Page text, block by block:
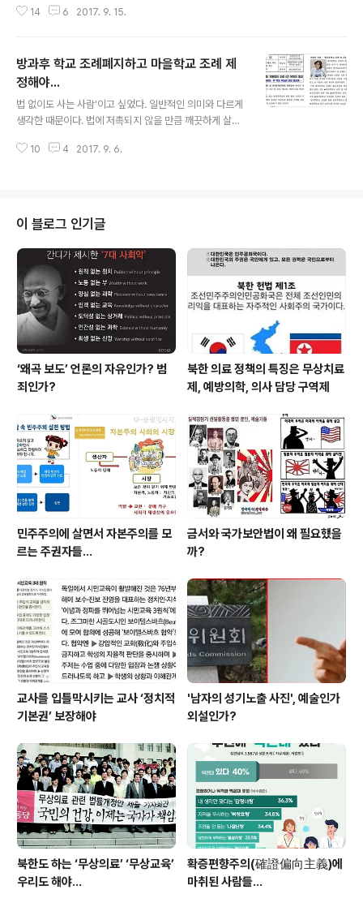
방자치단체가 설립하는 사회서비스공단으로 이관하는 방
속이 바뀌면 불법파견이 되고, 민간에 위탁된 사회서비스
를 공공화하자는 공단 설립 취지에도 맞지 않는다고 반발
하고 있다.▲ 교육감협은 4일 하얏트 리젠시 호텔에서 총
회를 열고 6개 안건을 의결하는 자리에서 “초등 돌봄교실
을 지자체(사회서비스공단)로 전환해 지역사회와 연계한
보육 서비스로 운영할 것을 제안키로 했다”고 밝혔다‘돌봄
14 6 2017. 9. 15.
방과후 학교 조례폐지하고 마을학교 조례 제
정해야...
법 없이도 사는 사람'이고 싶었다. 일반적인 의미와 다르게
생각한 때문이다. 법에 저촉되지 않을 만큼 깨끗하게 살고
면 이런 저런 이유로 걸릴 수도 있는 것이었다. 내게 있어서
지 않을 때도 있다. 물론 법조인의 입장에서는 가장 공평하
다고 주장하겠지만 그렇지 못한 경우를 여럿 보았기 때문
에 법과 무관하게 살고 싶었다. 최근에 방과후학교에 관한
조례가 공포되면서 갑작스레 법에 대해서 관심을 갖게 되
었다. 그동안 손바닥 헌법책을 보고 헌법조문 조금 아는체
하고 초중등교육법 조항 일부를 ..
10 4 2017. 9. 6.
이 블로그 인기글
‘왜곡 보도’ 언론의 자유인가? 범
죄인가?
북한 의료 정책의 특징은 무상치료
제, 예방의학, 의사 담당 구역제
민주주의에 살면서 자본주의를 모
르는 주권자들...
금서와 국가보안법이 왜 필요했을
까?
교사를 입틀막시키는 교사 ‘정치적
기본권’ 보장해야
'남자의 성기노출 사진', 예술인가
외설인가?
북한도 하는 ‘무상의료’ ‘무상교육’
우리도 해야...
확증편향주의(確證偏向主義)에
마취된 사람들...